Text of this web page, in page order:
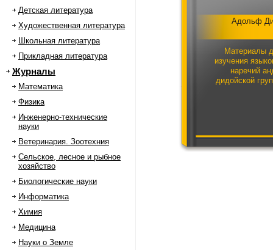
Детская литература
Художественная литература
Школьная литература
Прикладная литература
Журналы
Математика
Физика
Инженерно-технические
науки
Ветеринария. Зоотехния
Сельское, лесное и рыбное
хозяйство
Биологические науки
Информатика
Химия
Медицина
Науки о Земле
Адольф
Материалы
изучения
наречий
дидойской